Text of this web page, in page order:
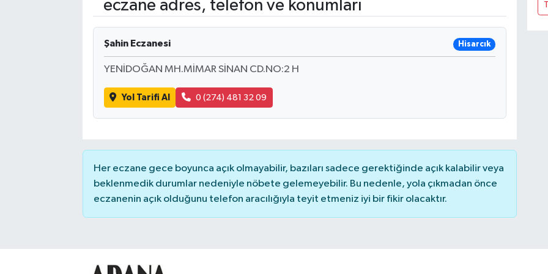
eczane adres, telefon ve konumları
Şahin Eczanesi Hisarcık
YENİDOĞAN MH.MİMAR SİNAN CD.NO:2 H
Yol Tarifi Al 0 (274) 481 32 09
Her eczane gece boyunca açık olmayabilir, bazıları sadece gerektiğinde açık kalabilir veya
beklenmedik durumlar nedeniyle nöbete gelemeyebilir. Bu nedenle, yola çıkmadan önce
eczanenin açık olduğunu telefon aracılığıyla teyit etmeniz iyi bir fikir olacaktır.